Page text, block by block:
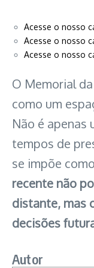
Acesse o nosso
Acesse o nosso
Acesse o nosso
O Memorial
como um
Não é apenas
tempos de
se impõe
recente não
distante, mas
decisões
Autor